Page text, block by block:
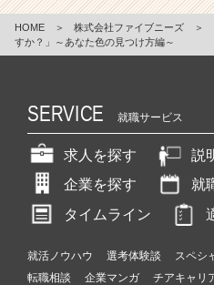
HOME ＞ 株式会社ファイブニーズ ＞
すか？」～あなた色の見つけ方編～
SERVICE 就職サービス
求人を探す
説
企業を探す
就
タイムライン
就活ノウハウ 選考体験談 スペシ
転職相談
企業マンガ チアキャリ